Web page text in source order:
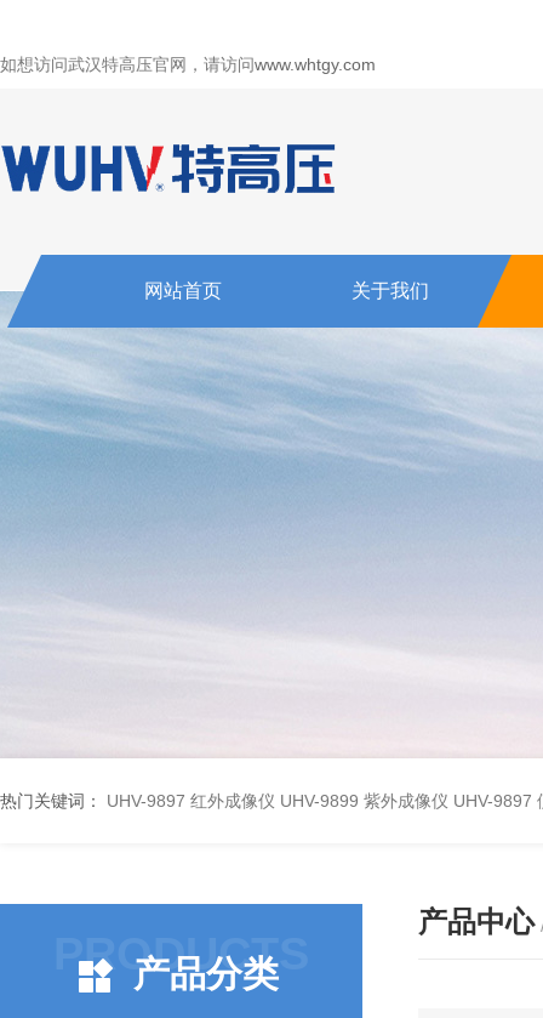
如想访问武汉特高压官网，请访问www.whtgy.com
网站首页 关于我们
热门关键词： UHV-9897 红外成像仪 UHV-9899 紫外成像仪 UHV-9897
PRODUCTS
产品分类
产品中心